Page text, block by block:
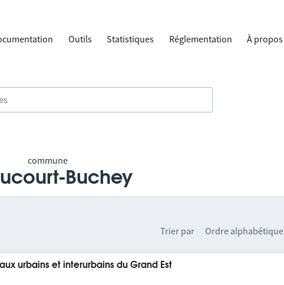
Outils Statistiques Réglementation À propos
commune
Buchey
Trier par Ordre alphabétique
urbains et interurbains du Grand Est